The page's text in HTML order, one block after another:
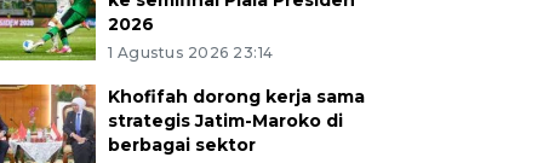
2026
1 Agustus 2026 23:14
Khofifah dorong kerja sama
strategis Jatim-Maroko di
berbagai sektor